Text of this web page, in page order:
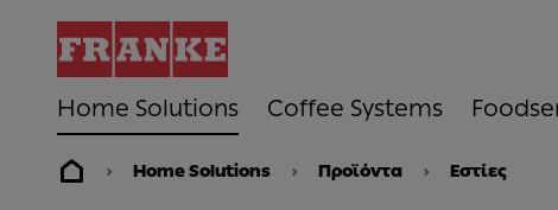
Home Solutions Coffee Systems
Home Solutions Προϊόντα Εστίες